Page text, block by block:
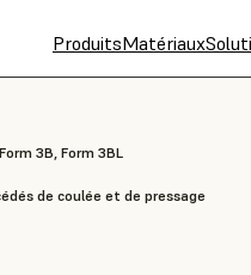
ProduitsMatériaux
3B, Form 3BL
de coulée et de pressage